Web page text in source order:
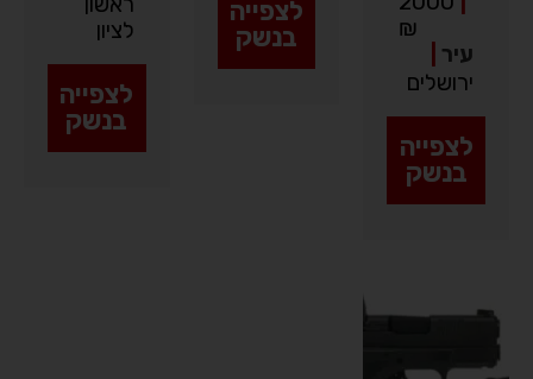
₪
עיר|
ירושלים
לצפייה
בנשק
לצפייה
בנשק
לציון
לצפייה
בנשק